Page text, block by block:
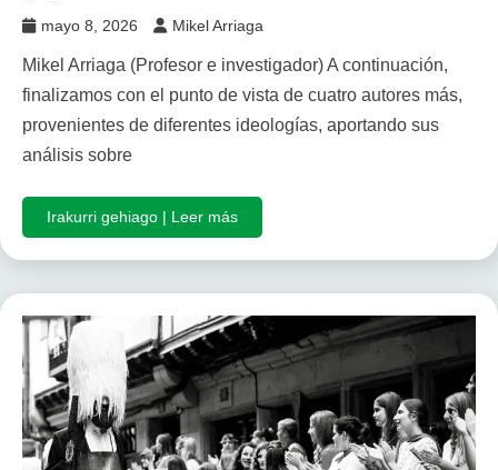
mayo 8, 2026 Mikel Arriaga
Mikel Arriaga (Profesor e investigador) A continuación,
finalizamos con el punto de vista de cuatro autores más,
provenientes de diferentes ideologías, aportando sus
análisis sobre
Irakurri gehiago | Leer más